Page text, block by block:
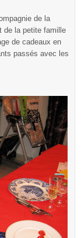
de la
de la petite famille
de cadeaux en
passés avec les